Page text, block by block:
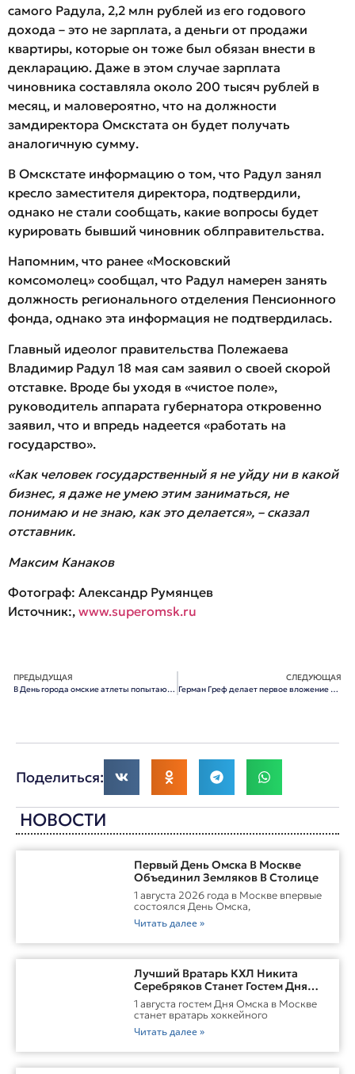
самого Радула, 2,2 млн рублей из его годового
дохода – это не зарплата, а деньги от продажи
квартиры, которые он тоже был обязан внести в
декларацию. Даже в этом случае зарплата
чиновника составляла около 200 тысяч рублей в
месяц, и маловероятно, что на должности
замдиректора Омскстата он будет получать
аналогичную сумму.
В Омскстате информацию о том, что Радул занял
кресло заместителя директора, подтвердили,
однако не стали сообщать, какие вопросы будет
курировать бывший чиновник облправительства.
Напомним, что ранее «Московский
комсомолец» сообщал, что Радул намерен занять
должность регионального отделения Пенсионного
фонда, однако эта информация не подтвердилась.
Главный идеолог правительства Полежаева
Владимир Радул 18 мая сам заявил о своей скорой
отставке. Вроде бы уходя в «чистое поле»,
руководитель аппарата губернатора откровенно
заявил, что и впредь надеется «работать на
государство».
«Как человек государственный я не уйду ни в какой
бизнес, я даже не умею этим заниматься, не
понимаю и не знаю, как это делается», – сказал
отставник.
Максим Канаков
Фотограф: Александр Румянцев
Источник:, www.superomsk.ru
ПРЕДЫДУЩАЯ
В День города омские атлеты попытаются сдвинуть 24-тонный автобус
СЛЕДУЮЩАЯ
Герман Греф делает первое вложение в Омскую область
Поделиться:
НОВОСТИ
Первый День Омска В Москве
Объединил Земляков В Столице
1 августа 2026 года в Москве впервые
состоялся День Омска,
Читать далее »
Лучший Вратарь КХЛ Никита
Серебряков Станет Гостем Дня
Омска В Москве
1 августа гостем Дня Омска в Москве
станет вратарь хоккейного
Читать далее »